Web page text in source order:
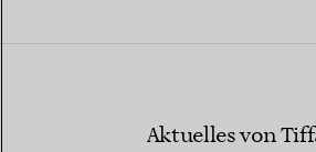
Aktuelles von